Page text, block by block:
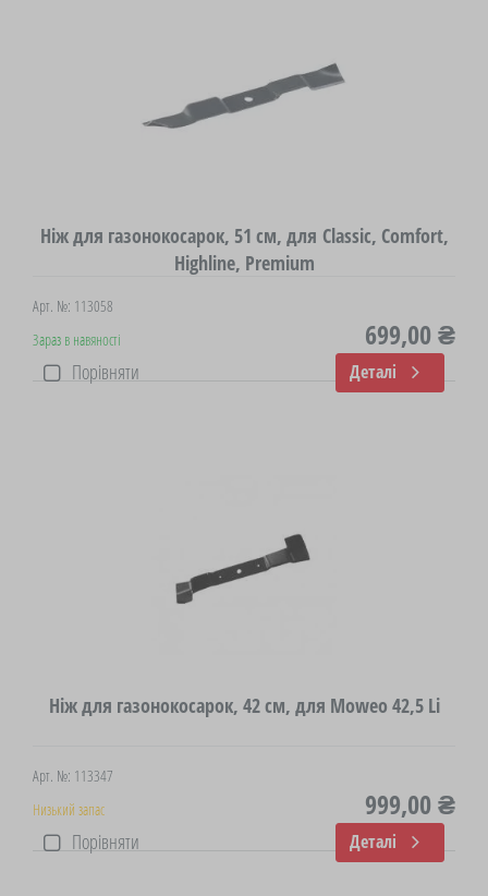
Ніж для газонокосарок, 51 см, для Classic, Comfort,
Highline, Premium
Арт. №: 113058
Зараз в навяності
699,00 ₴
Порівняти Деталі
Ніж для газонокосарок, 42 см, для Moweo 42,5 Li
Арт. №: 113347
Низький запас
999,00 ₴
Порівняти Деталі